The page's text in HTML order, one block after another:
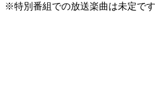
※特別番組での放送楽曲は未定です